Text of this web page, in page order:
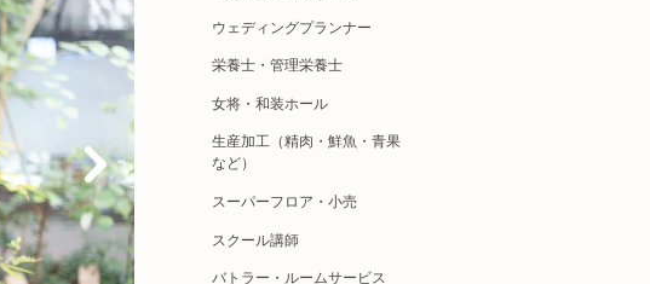
ウェディングプランナー
栄養士・管理栄養士
女将・和装ホール
生産加工（精肉・鮮魚・青果
など）
スーパーフロア・小売
スクール講師
バトラー・ルームサービス